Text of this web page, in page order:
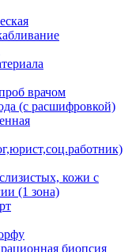
врачом
(с расшифровкой)
кожи с
(1 зона)
биопсия